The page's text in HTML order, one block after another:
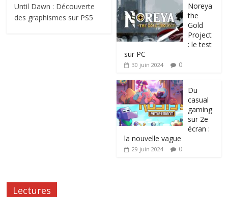
Until Dawn : Découverte
des graphismes sur PS5
Noreya
the
Gold
Project
: le test
sur PC
30 juin 2024 0
Du
casual
gaming
sur 2e
écran :
la nouvelle vague
29 juin 2024 0
Lectures